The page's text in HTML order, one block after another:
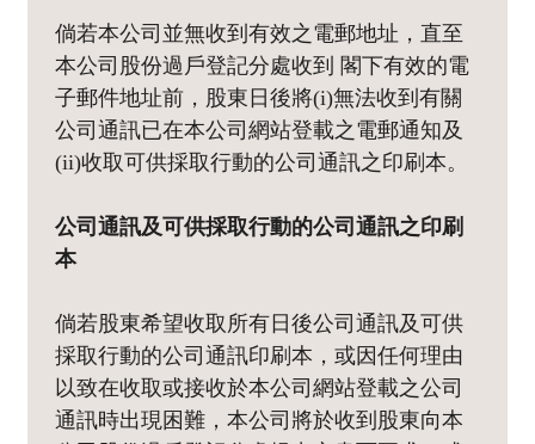
倘若本公司並無收到有效之電郵地址，直至
本公司股份過戶登記分處收到 閣下有效的電
子郵件地址前，股東日後將(i)無法收到有關
公司通訊已在本公司網站登載之電郵通知及
(ii)收取可供採取行動的公司通訊之印刷本。
公司通訊及可供採取行動的公司通訊之印刷
本
倘若股東希望收取所有日後公司通訊及可供
採取行動的公司通訊印刷本，或因任何理由
以致在收取或接收於本公司網站登載之公司
通訊時出現困難，本公司將於收到股東向本